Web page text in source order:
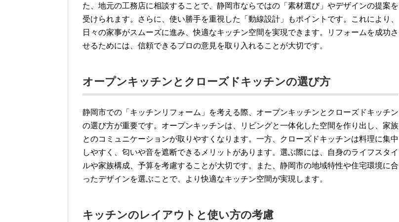
た、地元の工務店に相談することで、静岡市ならではの「素材選び」やデザインの提案を
受けられます。さらに、使い勝手を重視した「動線設計」もポイントです。これにより、
日々の家事がスムーズに進み、快適なキッチン空間を実現できます。リフォームを成功さ
せるためには、信頼できるプロの意見を取り入れることが大切です。
オープンキッチンとクローズドキッチンの選び方
静岡市での「キッチンリフォーム」を考える際、オープンキッチンとクローズドキッチン
の選び方が重要です。オープンキッチンは、リビングと一体化した空間を作り出し、家族
とのコミュニケーションが取りやすくなります。一方、クローズドキッチンは料理に集中
しやすく、匂いや音を遮断できるメリットがあります。選ぶ際には、自身のライフスタイ
ルや家族構成、予算を考慮することが大切です。また、静岡市の地域特性や住宅環境に合
ったデザインを選ぶことで、より快適なキッチン空間が実現します。
キッチンのレイアウトと使い方の考慮